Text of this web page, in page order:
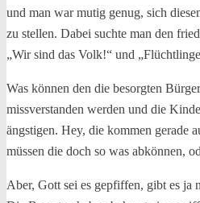
und man war mutig genug, sich
zu stellen. Dabei suchte man den
„Wir sind das Volk!“ und
Was können den die besorgten
missverstanden werden und die
ängstigen. Hey, die kommen gerade
müssen die doch so was abkönnen,
Aber, Gott sei es gepfiffen, gibt es ja